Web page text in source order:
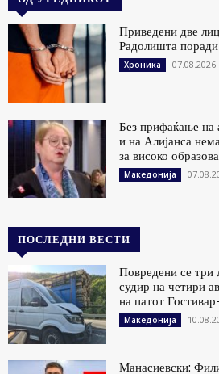
Приведени две
Радолишта
Хроника 07.08.2026
Без прифаќање
и на Алијанса
за високо
Македонија
ПОСЛЕДНИ ВЕСТИ
Повредени се три
судир на четири
на патот
Македонија
Манасиевски: